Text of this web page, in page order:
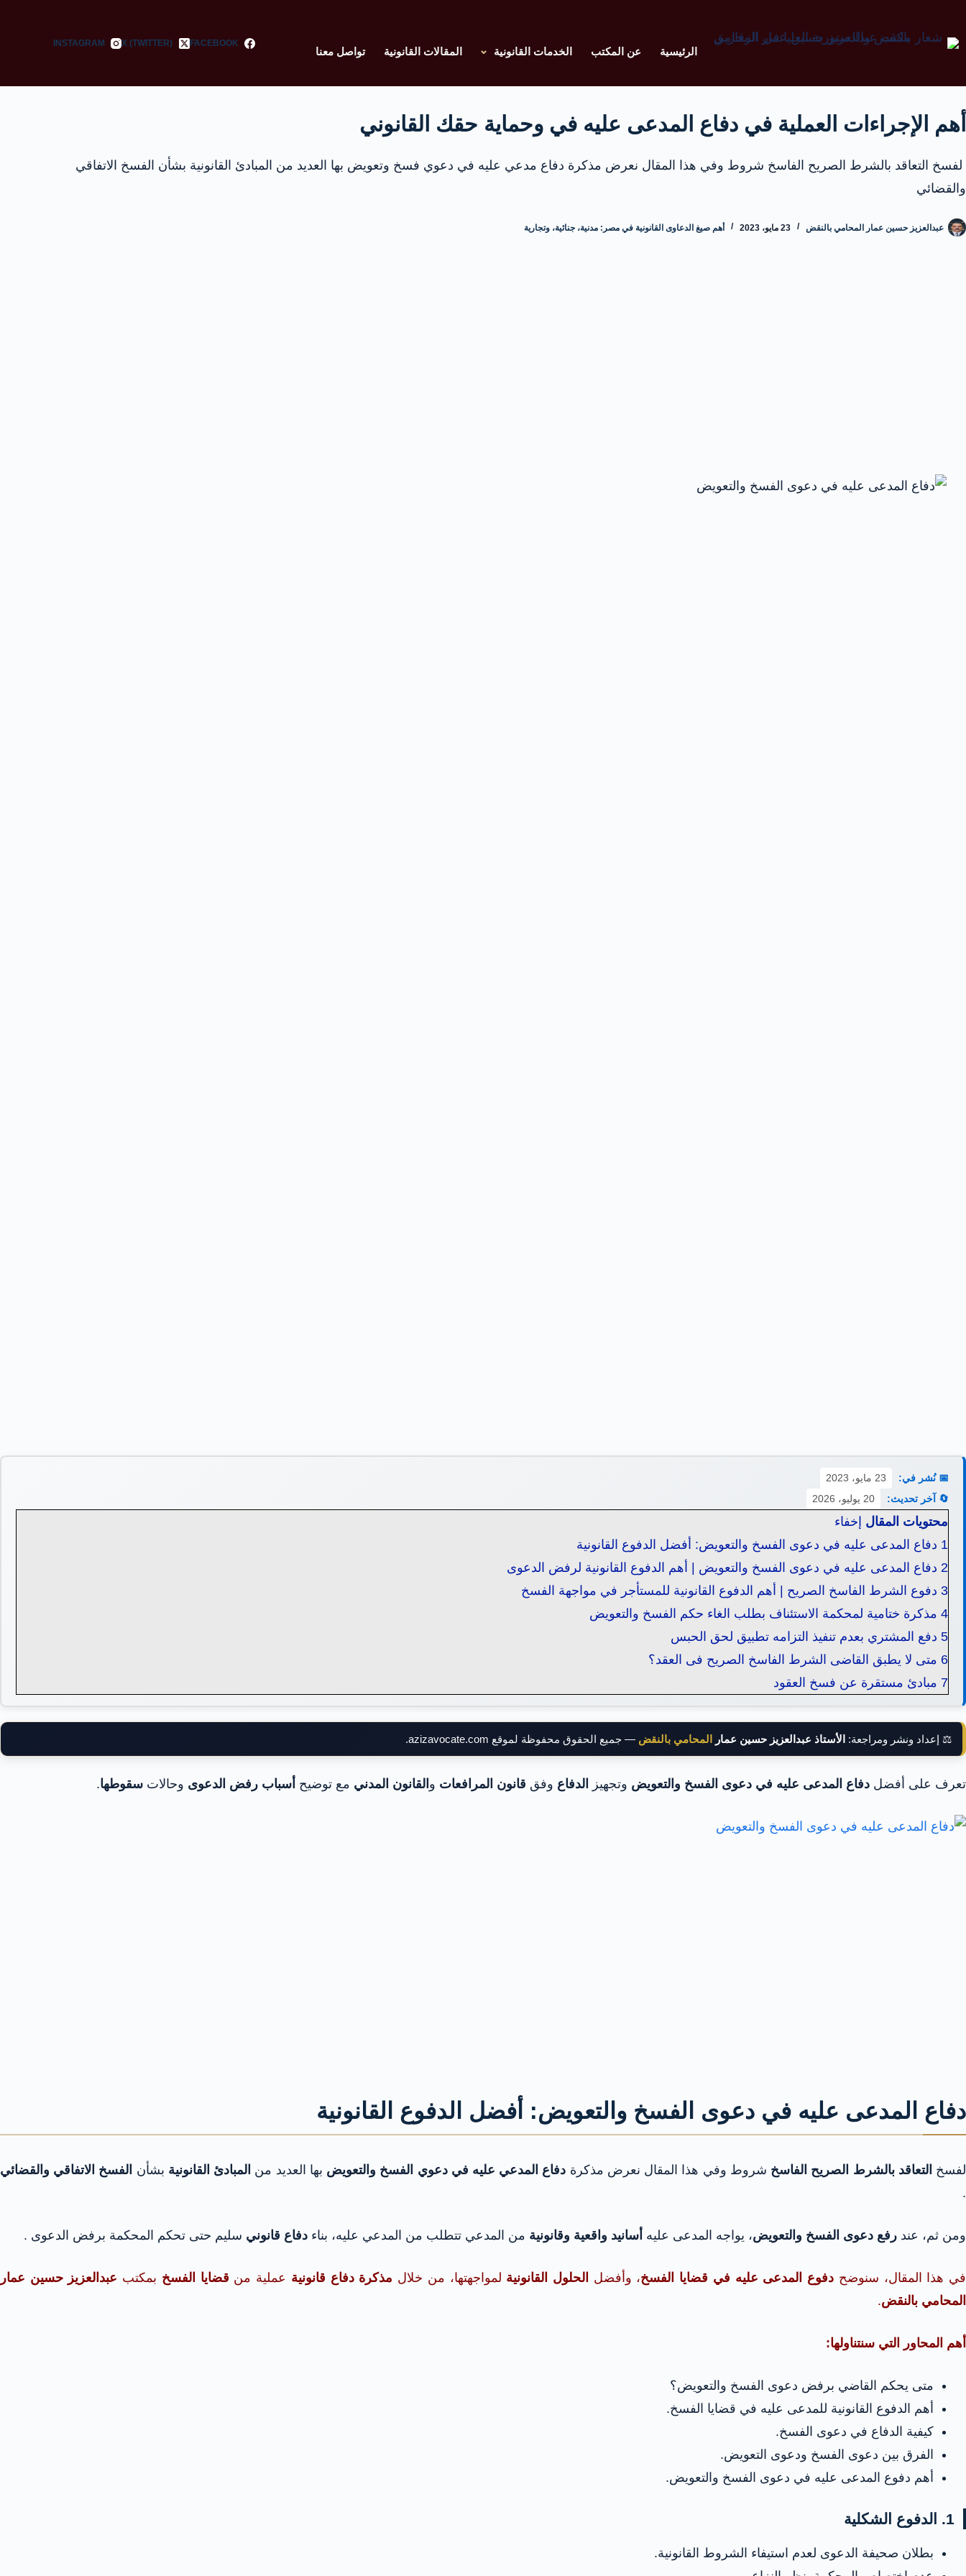
الرئيسية عن المكتب الخدمات القانونية المقالات القانونية تواصل معنا
FACEBOOK
X (TWITTER)
INSTAGRAM
أهم الإجراءات العملية في دفاع المدعى عليه في وحماية حقك القانوني
لفسخ التعاقد بالشرط الصريح الفاسخ شروط وفي هذا المقال نعرض مذكرة دفاع مدعي عليه في دعوي فسخ وتعويض بها العديد من المبادئ القانونية بشأن الفسخ الاتفاقي
والقضائي
عبدالعزيز حسين عمار المحامي بالنقض 23 مايو، 2023 أهم صيغ الدعاوى القانونية في مصر: مدنية، جنائية، وتجارية
📅 نُشر في:
23 مايو، 2023
🔄 آخر تحديث:
20 يوليو، 2026
محتويات المقال إخفاء
1 دفاع المدعى عليه في دعوى الفسخ والتعويض: أفضل الدفوع القانونية
2 دفاع المدعى عليه في دعوى الفسخ والتعويض | أهم الدفوع القانونية لرفض الدعوى
3 دفوع الشرط الفاسخ الصريح | أهم الدفوع القانونية للمستأجر في مواجهة الفسخ
4 مذكرة ختامية لمحكمة الاستئناف بطلب الغاء حكم الفسخ والتعويض
5 دفع المشتري بعدم تنفيذ التزامه تطبيق لحق الحبس
6 متى لا يطبق القاضى الشرط الفاسخ الصريح فى العقد؟
7 مبادئ مستقرة عن فسخ العقود
⚖️ إعداد ونشر ومراجعة: الأستاذ عبدالعزيز حسين عمار المحامي بالنقض — جميع الحقوق محفوظة لموقع azizavocate.com.
تعرف على أفضل دفاع المدعى عليه في دعوى الفسخ والتعويض وتجهيز الدفاع وفق قانون المرافعات و القانون المدني مع توضيح أسباب رفض الدعوى وحالات سقوطها.
دفاع المدعى عليه في دعوى الفسخ والتعويض: أفضل الدفوع القانونية
لفسخ التعاقد بالشرط الصريح الفاسخ شروط وفي هذا المقال نعرض مذكرة دفاع المدعي عليه في دعوي الفسخ والتعويض بها العديد من المبادئ القانونية بشأن الفسخ الاتفاقي والقضائي
.
ومن ثم، عند رفع دعوى الفسخ والتعويض، يواجه المدعى عليه أسانيد واقعية وقانونية من المدعي تتطلب من المدعي عليه، بناء دفاع قانوني سليم حتى تحكم المحكمة برفض الدعوى .
في هذا المقال، سنوضح دفوع المدعى عليه في قضايا الفسخ، وأفضل الحلول القانونية لمواجهتها، من خلال مذكرة دفاع قانونية عملية من قضايا الفسخ بمكتب عبدالعزيز حسين عمار
المحامي بالنقض.
أهم المحاور التي سنتناولها:
متى يحكم القاضي برفض دعوى الفسخ والتعويض؟
أهم الدفوع القانونية للمدعى عليه في قضايا الفسخ.
كيفية الدفاع في دعوى الفسخ.
الفرق بين دعوى الفسخ ودعوى التعويض.
أهم دفوع المدعى عليه في دعوى الفسخ والتعويض.
1. الدفوع الشكلية
بطلان صحيفة الدعوى لعدم استيفاء الشروط القانونية.